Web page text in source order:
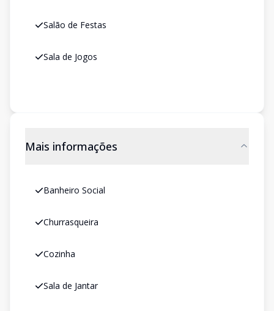
Salão de Festas
Sala de Jogos
Mais informações
Banheiro Social
Churrasqueira
Cozinha
Sala de Jantar